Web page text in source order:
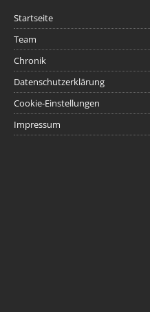
Startseite
Team
Chronik
Datenschutzerklärung
Cookie-Einstellungen
Impressum